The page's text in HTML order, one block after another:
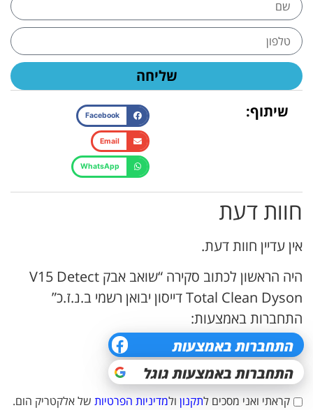
שליחה
שיתוף:
Facebook
Email
WhatsApp
חוות דעת
אין עדיין חוות דעת.
היה הראשון לכתוב סקירה “שואב אבק V15 Detect
Total Clean Dyson דייסון יבואן רשמי ב.נ.ז.כ”
התחברות באמצעות:
קראתי ואני מסכים לתקנון ולמדיניות הפרטיות של אלקטריק הום.